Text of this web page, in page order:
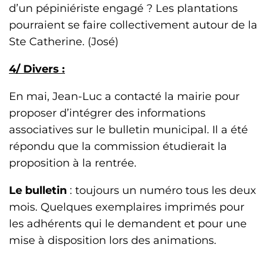
d’un pépiniériste engagé ? Les plantations
pourraient se faire collectivement autour de la
Ste Catherine. (José)
4/ Divers :
En mai, Jean-Luc a contacté la mairie pour
proposer d’intégrer des informations
associatives sur le bulletin municipal. Il a été
répondu que la commission étudierait la
proposition à la rentrée.
Le bulletin : toujours un numéro tous les deux
mois. Quelques exemplaires imprimés pour
les adhérents qui le demandent et pour une
mise à disposition lors des animations.